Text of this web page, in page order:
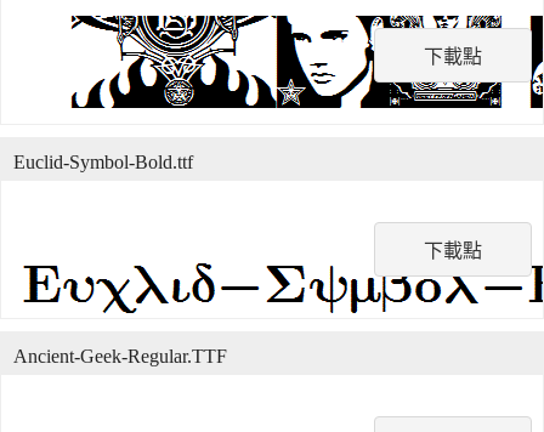
下載點
下載點
Euclid-Symbol-Bold.ttf
Ancient-Geek-Regular.TTF